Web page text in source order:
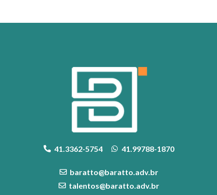
41.3362-5754 41.99788-1870
baratto@baratto.adv.br
talentos@baratto.adv.br